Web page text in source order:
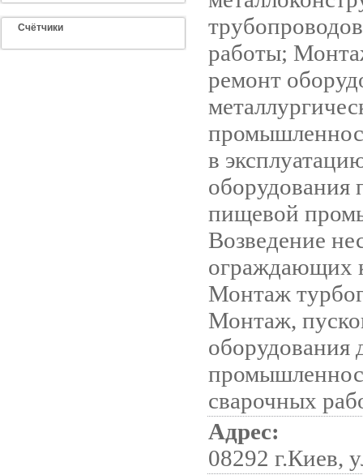
Счётчики
работы;
ремонт
в
оборудования
пищевой
Возведение
ограждающих
Монтаж
Монтаж,
оборудования
сварочных
Адрес:
08292 г.Киев,